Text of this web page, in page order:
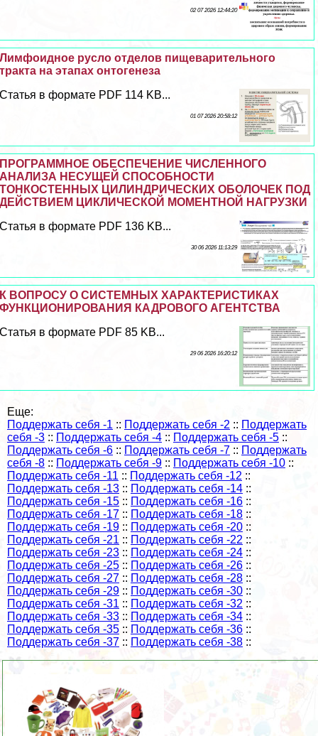
02 07 2026 12:44:20
Лимфоидное русло отделов пищеварительного
тpaкта на этапах онтогенеза
Статья в формате PDF 114 KB...
01 07 2026 20:58:12
ПРОГРАММНОЕ ОБЕСПЕЧЕНИЕ ЧИСЛЕННОГО
АНАЛИЗА НЕСУЩЕЙ СПОСОБНОСТИ
ТОНКОСТЕННЫХ ЦИЛИНДРИЧЕСКИХ ОБОЛОЧЕК ПОД
ДЕЙСТВИЕМ ЦИКЛИЧЕСКОЙ МОМЕНТНОЙ НАГРУЗКИ
Статья в формате PDF 136 KB...
30 06 2026 11:13:29
К ВОПРОСУ О СИСТЕМНЫХ ХАРАКТЕРИСТИКАХ
ФУНКЦИОНИРОВАНИЯ КАДРОВОГО АГЕНТСТВА
Статья в формате PDF 85 KB...
29 06 2026 16:20:12
Еще:
Поддержать себя -1 :: Поддержать себя -2 :: Поддержать
себя -3 :: Поддержать себя -4 :: Поддержать себя -5 ::
Поддержать себя -6 :: Поддержать себя -7 :: Поддержать
себя -8 :: Поддержать себя -9 :: Поддержать себя -10 ::
Поддержать себя -11 :: Поддержать себя -12 ::
Поддержать себя -13 :: Поддержать себя -14 ::
Поддержать себя -15 :: Поддержать себя -16 ::
Поддержать себя -17 :: Поддержать себя -18 ::
Поддержать себя -19 :: Поддержать себя -20 ::
Поддержать себя -21 :: Поддержать себя -22 ::
Поддержать себя -23 :: Поддержать себя -24 ::
Поддержать себя -25 :: Поддержать себя -26 ::
Поддержать себя -27 :: Поддержать себя -28 ::
Поддержать себя -29 :: Поддержать себя -30 ::
Поддержать себя -31 :: Поддержать себя -32 ::
Поддержать себя -33 :: Поддержать себя -34 ::
Поддержать себя -35 :: Поддержать себя -36 ::
Поддержать себя -37 :: Поддержать себя -38 ::